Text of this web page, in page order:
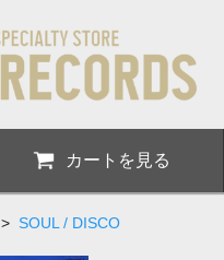
カートを見る
> SOUL / DISCO